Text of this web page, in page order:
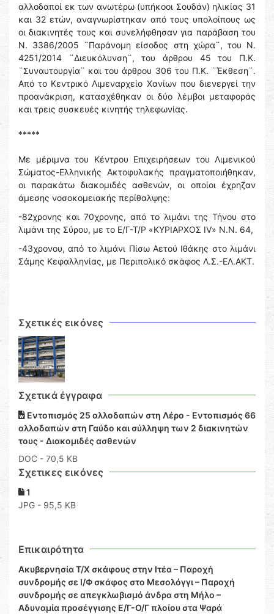
αλλοδαποί εκ των ανωτέρω (υπήκοοι Σουδάν) ηλικίας 31
και 32 ετών, αναγνωρίστηκαν από τους υπολοίπους ως
οι διακινητές τους και συνελήφθησαν για παράβαση του
Ν. 3386/2005 ¨Παράνομη είσοδος στη χώρα¨, του Ν.
4251/2014 ¨Διευκόλυνση¨, του άρθρου 45 του Π.Κ.
¨Συναυτουργία¨ και του άρθρου 306 του Π.Κ. ¨Έκθεση¨.
Από το Κεντρικό Λιμεναρχείο Χανίων που διενεργεί την
προανάκριση, κατασχέθηκαν οι δύο λέμβοι μεταφοράς
και τρεις συσκευές κινητής τηλεφωνίας.
*****
Με μέριμνα του Κέντρου Επιχειρήσεων του Λιμενικού
Σώματος-Ελληνικής Ακτοφυλακής πραγματοποιήθηκαν,
οι παρακάτω διακομιδές ασθενών, οι οποίοι έχρηζαν
άμεσης νοσοκομειακής περίθαλψης:
-82χρονης και 70χρονης, από το λιμάνι της Τήνου στο
λιμάνι της Σύρου, με το Ε/Γ-Τ/Ρ «ΚΥΡΙΑΡΧΟΣ IV» Ν.N. 64,
-43χρονου, από το λιμάνι Πίσω Αετού Ιθάκης στο λιμάνι
Σάμης Κεφαλληνίας, με Περιπολικό σκάφος Λ.Σ.-ΕΛ.ΑΚΤ.
Σχετικές εικόνες
Σχετικά έγγραφα
Εντοπισμός 25 αλλοδαπών στη Λέρο - Εντοπισμός 66
αλλοδαπών στη Γαύδο και σύλληψη των 2 διακινητών
τους - Διακομιδές ασθενών
DOC - 70,5 KB
Σχετικες εικόνες
1
JPG - 95,5 KB
Επικαιρότητα
Ακυβερνησία Τ/Χ σκάφους στην Ιτέα – Παροχή
συνδρομής σε Ι/Φ σκάφος στο Μεσολόγγι – Παροχή
συνδρομής σε απεγκλωβισμό άνδρα στη Μήλο –
Αδυναμία προσέγγισης Ε/Γ-Ο/Γ πλοίου στα Ψαρά